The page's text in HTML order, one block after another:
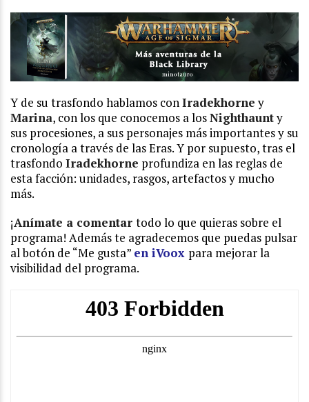
Y de su trasfondo hablamos conIradekhorney
Marina, con los que conocemos a losNighthaunty
sus procesiones, a sus personajes más importantes y su
cronología a través de las Eras. Y por supuesto, tras el
trasfondo Iradekhorne profundiza en las reglas de
esta facción: unidades, rasgos, artefactos y mucho
más.
¡Anímate a comentar todo lo que quieras sobre el
programa! Además te agradecemos que puedas pulsar
al botón de “Me gusta” en iVoox para mejorar la
visibilidad del programa.